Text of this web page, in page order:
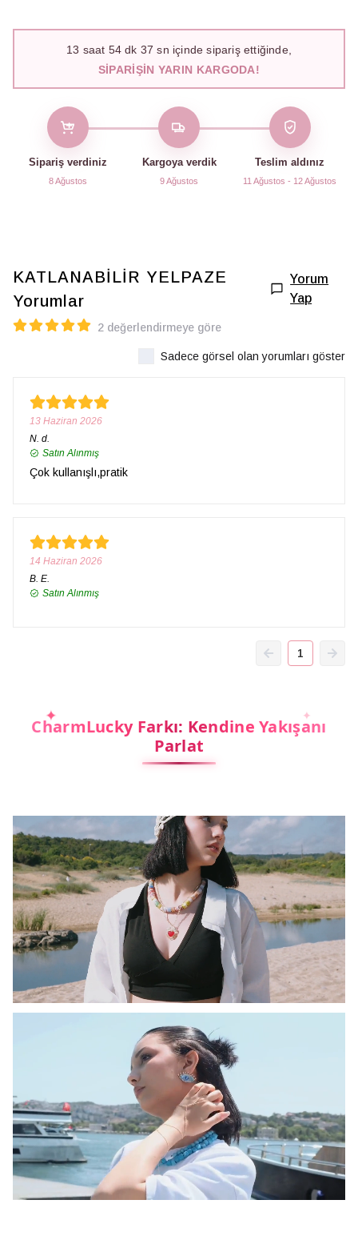
13 saat 54dk 36 sn içinde sipariş ettiğinde,
SIPARIŞIN YARIN KARGODA!
Sipariş verdiniz
8 Ağustos
Kargoya verdik
9 Ağustos
Teslim aldınız
11 Ağustos - 12 Ağustos
KATLANABİLİR YELPAZE
Yorumlar
Yorum
Yap
2 değerlendirmeye göre
Sadece görsel olan yorumları göster
13 Haziran 2026
N. d.
Satın Alınmış
Çok kullanışlı,pratik
14 Haziran 2026
B. E.
Satın Alınmış
1
CharmLucky Farkı: Kendine Yakışanı
Parlat